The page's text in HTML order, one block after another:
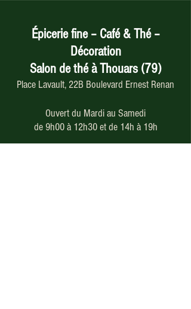
Épicerie fine – Café & Thé –
Décoration
Salon de thé à Thouars (79)
Place Lavault, 22B Boulevard Ernest Renan
Ouvert du Mardi au Samedi
de 9h00 à 12h30 et de 14h à 19h